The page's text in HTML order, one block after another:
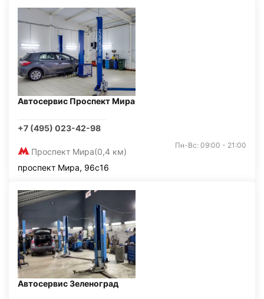
Автосервис Проспект Мира
+7 (495) 023-42-98
Проспект Мира(0,4 км)
Пн-Вс: 09:00 - 21:00
проспект Мира, 96с16
Автосервис Зеленоград